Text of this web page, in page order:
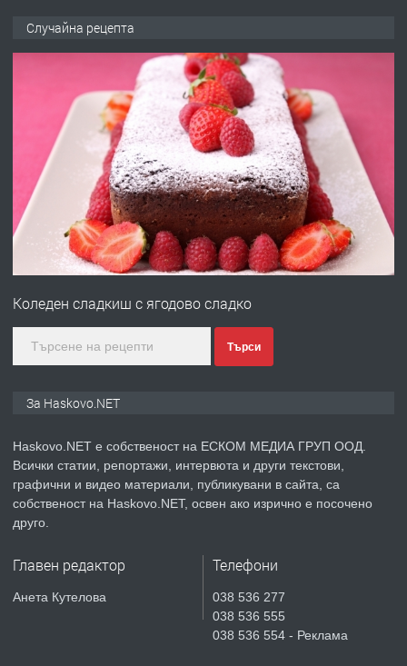
АПАРТАМЕНТ В ЦЕНТЪРА НА ГР.
ХАСКОВО
преди 4 дни
ПРЕДЛАГА Давам гараж под наем
преди 4 дни
ПРЕДЛАГА
№4120 Магазин/Офис под наем в кв.
градската градина!
преди 5 дни
ПРЕДЛАГА
Продавам парцел в гр. Хасково кв.
СГЛОБЯВАНЕ НА МЕБЕЛИ.
Случайна рецепта
Коледен сладкиш с ягодово сладко
Търси
За Haskovo.NET
Haskovo.NET е собственост на ЕСКОМ МЕДИА ГРУП ООД.
Всички статии, репортажи, интервюта и други текстови,
графични и видео материали, публикувани в сайта, са
собственост на Haskovo.NET, освен ако изрично е посочено
друго.
Главен редактор
Анета Кутелова
Телефони
038 536 277
038 536 555
038 536 554 - Реклама